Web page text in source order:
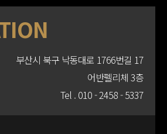
100m
부산시 북구 낙동대로 1766번길 17
어반펠리체 3층
Tel . 010 - 2458 - 5337